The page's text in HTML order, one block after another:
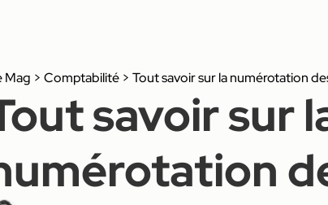
Mag > Comptabilité > Tout savoir sur la numérotation
savoir sur